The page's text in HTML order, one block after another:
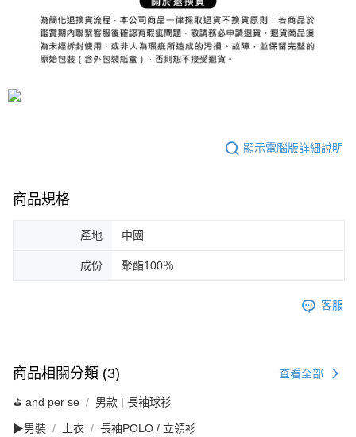
顯示電腦版詳細說明
商品規格
產地 中國
成份 聚酯100％
客服
商品相關分類 (3) 查看全部
⛳️ and per se 男款 | 長袖球衫
▶男裝 上衣 長袖POLO / 立領衫